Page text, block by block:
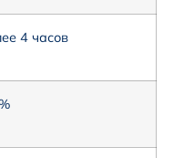
4 часов